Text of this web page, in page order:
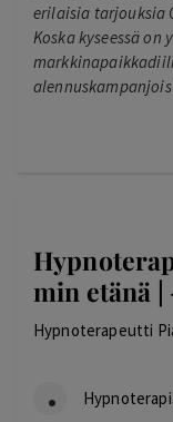
erilaisia tarjouksia
Koska kyseessä
min etänä |
Hypnoterapeutti